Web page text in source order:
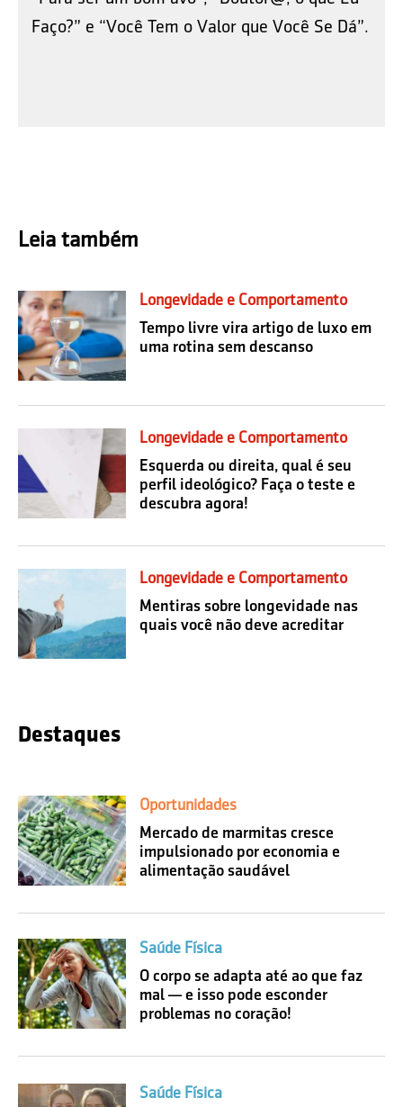
Faço?” e “Você Tem o Valor que Você Se Dá”.
Leia também
Longevidade e Comportamento
Tempo livre vira artigo de luxo em
uma rotina sem descanso
Longevidade e Comportamento
Esquerda ou direita, qual é seu
perfil ideológico? Faça o teste e
descubra agora!
Longevidade e Comportamento
Mentiras sobre longevidade nas
quais você não deve acreditar
Destaques
Oportunidades
Mercado de marmitas cresce
impulsionado por economia e
alimentação saudável
Saúde Física
O corpo se adapta até ao que faz
mal — e isso pode esconder
problemas no coração!
Saúde Física